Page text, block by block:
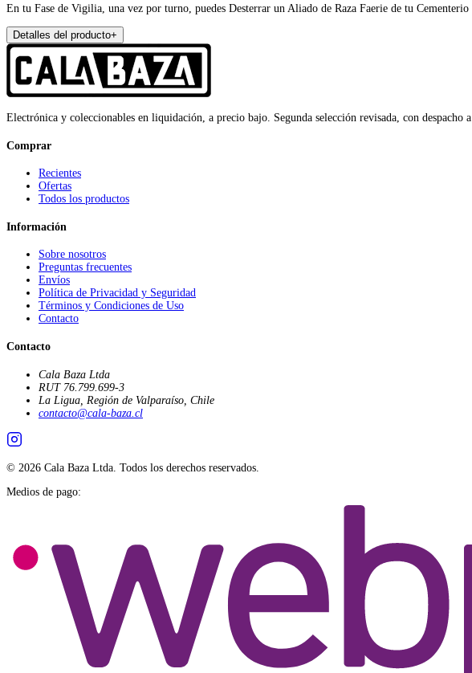
En tu Fase de Vigilia, una vez por turno, puedes Desterrar un Aliado de Raza Faerie de tu
Detalles del producto+
Electrónica y coleccionables en liquidación, a precio bajo. Segunda selección revisada, con despacho
Comprar
Recientes
Ofertas
Todos los productos
Información
Sobre nosotros
Preguntas frecuentes
Envíos
Política de Privacidad y Seguridad
Términos y Condiciones de Uso
Contacto
Contacto
Cala Baza Ltda
RUT 76.799.699-3
La Ligua, Región de Valparaíso, Chile
contacto@cala-baza.cl
© 2026 Cala Baza Ltda. Todos los derechos reservados.
Medios de pago: